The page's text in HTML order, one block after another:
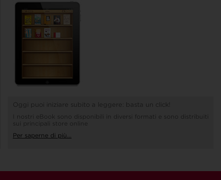
Oggi puoi iniziare subito a leggere: basta un click!
I nostri eBook sono disponibili in diversi formati e sono distribuiti
sui principali store online
Per saperne di più...